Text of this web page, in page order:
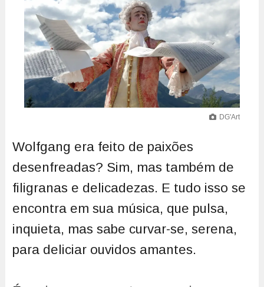
DG'Art
Wolfgang era feito de paixões
desenfreadas? Sim, mas também de
filigranas e delicadezas. E tudo isso se
encontra em sua música, que pulsa,
inquieta, mas sabe curvar-se, serena,
para deliciar ouvidos amantes.